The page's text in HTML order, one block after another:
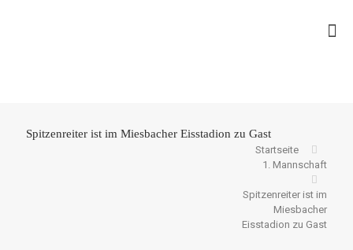
Spitzenreiter ist im Miesbacher Eisstadion zu Gast
Startseite
1. Mannschaft
Spitzenreiter ist im
Miesbacher
Eisstadion zu Gast